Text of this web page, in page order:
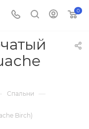
0
Спальни —
Birch)